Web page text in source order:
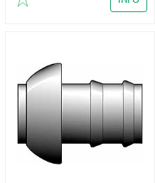
Lägg till i favoriter